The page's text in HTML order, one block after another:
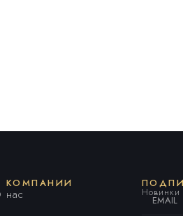
КОМПАНИИ
нас